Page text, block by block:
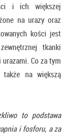
i ich większej
na urazy oraz
kości jest
tkanki
Co za tym
na większą
to podstawa
i fosforu, a za